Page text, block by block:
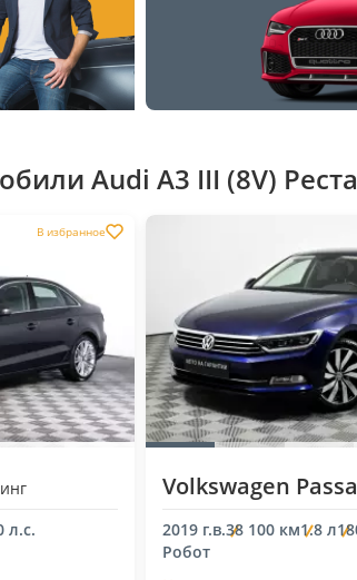
Audi A3 III (8V)
В избранное
л.с.
Volkswagen
2019 г.в.38 100 км1.8 л
Робот